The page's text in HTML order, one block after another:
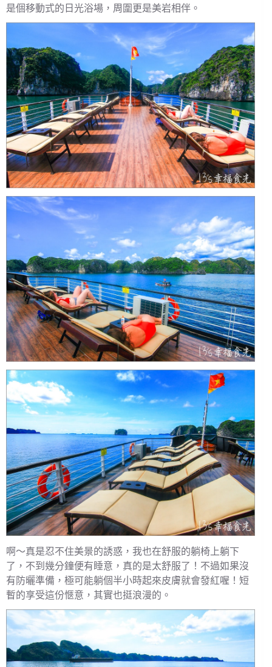
是個移動式的日光浴場，周圍更是美岩相伴。
啊～真是忍不住美景的誘惑，我也在舒服的躺椅上躺下
了，不到幾分鐘便有睡意，真的是太舒服了！不過如果沒
有防曬準備，極可能躺個半小時起來皮膚就會發紅喔！短
暫的享受這份愜意，其實也挺浪漫的。